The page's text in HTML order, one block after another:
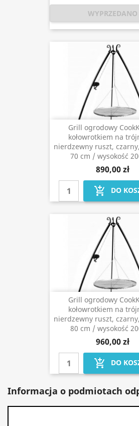
WYPRZEDANO
Grill ogrodowy
kołowrotkiem na
nierdzewny ruszt,
70 cm / wysokość
890,00 zł
add_shopping_cart DO
Grill ogrodowy
kołowrotkiem na
nierdzewny ruszt,
80 cm / wysokość
960,00 zł
add_shopping_cart DO
Informacja o podmiotach